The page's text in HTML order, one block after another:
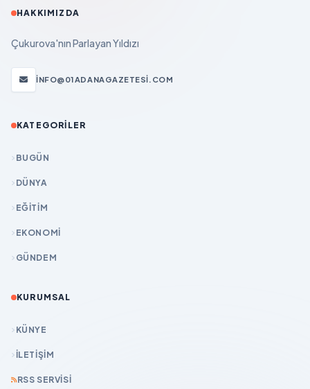
HAKKIMIZDA
Çukurova'nın Parlayan Yıldızı
INFO@01ADANAGAZETESI.COM
KATEGORILER
BUGÜN
DÜNYA
EĞİTİM
EKONOMİ
GÜNDEM
KURUMSAL
KÜNYE
İLETIŞIM
RSS SERVISI